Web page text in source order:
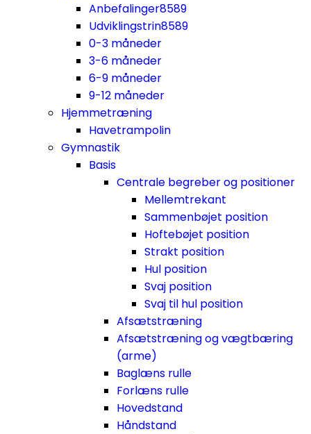
Anbefalinger8589
Udviklingstrin8589
0-3 måneder
3-6 måneder
6-9 måneder
9-12 måneder
Hjemmetræning
Havetrampolin
Gymnastik
Basis
Centrale begreber og positioner
Mellemtrekant
Sammenbøjet position
Hoftebøjet position
Strakt position
Hul position
Svaj position
Svaj til hul position
Afsætstræning
Afsætstræning og vægtbæring
(arme)
Baglæns rulle
Forlæns rulle
Hovedstand
Håndstand